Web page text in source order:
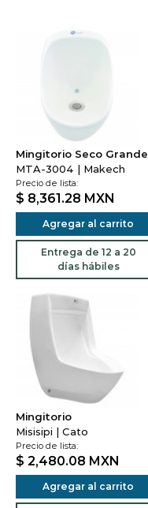
Mingitorio Seco Grande
MTA-3004 | Makech
Precio de lista:
$ 8,361.28 MXN
Agregar al carrito
Entrega de 12 a 20
días hábiles
Mingitorio
Misisipi | Cato
Precio de lista:
$ 2,480.08 MXN
Agregar al carrito